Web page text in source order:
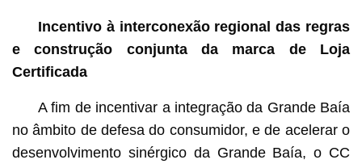
Incentivo à interconexão regional das regras
e construção conjunta da marca de Loja
Certificada
A fim de incentivar a integração da Grande Baía
no âmbito de defesa do consumidor, e de acelerar o
desenvolvimento sinérgico da Grande Baía, o CC